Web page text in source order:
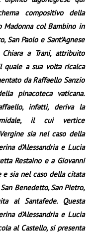
compositivo della
col Bambino in
San Paolo e Sant’Agnese
a Trani, attribuito
quale a sua volta ricalca
da Raffaello Sanzio
pinacoteca vaticana.
infatti, deriva la
il cui vertice
sia nel caso della
d’Alessandria e Lucia
Restaino e a Giovanni
e sia nel caso della citata
Benedetto, San Pietro,
al Santafede. Questa
d’Alessandria e Lucia
al Castello, si presenta